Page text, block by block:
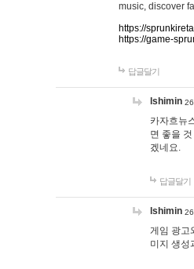
music, discover
https://
https://game-
답글달기
lshimin
카자흐뉴
면 좋을
겠네요.
답글달기
lshimin
게임 광고
미지 생성